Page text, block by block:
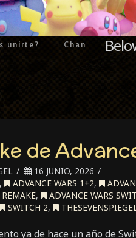
unirte? Chan
de
16 JUNIO, 2026
, ADVANCE WARS 1+2,
, ADVANCE WARS
SWITCH 2,
ya de hace un año de